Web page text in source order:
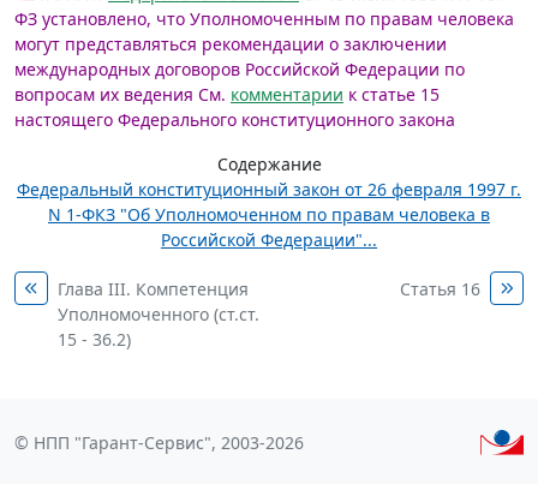
ФЗ установлено, что Уполномоченным по правам человека
могут представляться рекомендации о заключении
международных договоров Российской Федерации по
вопросам их ведения См. комментарии к статье 15
настоящего Федерального конституционного закона
Содержание
Федеральный конституционный закон от 26 февраля 1997 г.
N 1-ФКЗ "Об Уполномоченном по правам человека в
Российской Федерации"...
Глава III. Компетенция
Уполномоченного (ст.ст.
15 - 36.2)
Статья 16
© НПП "Гарант-Сервис", 2003-2026